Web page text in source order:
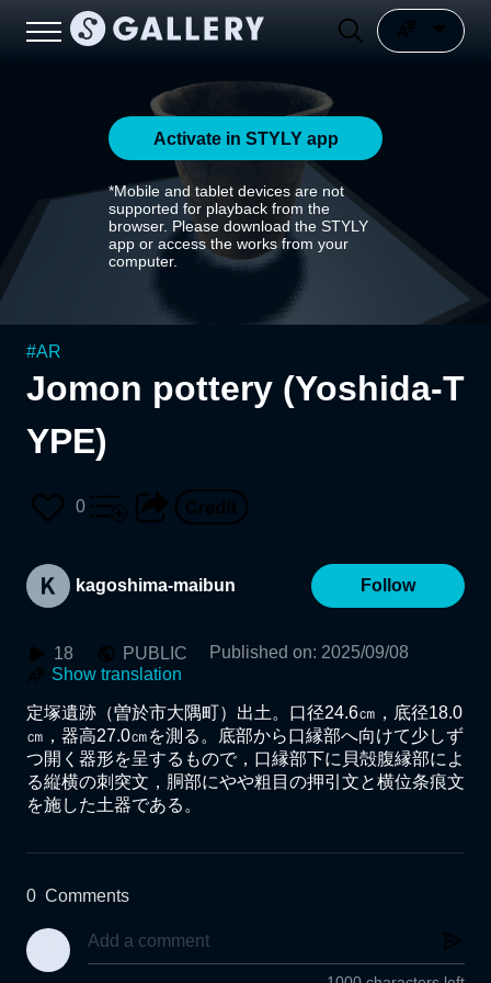
Activate in STYLY app
*Mobile and tablet devices are not
supported for playback from the
browser. Please download the STYLY
app or access the works from your
computer.
#AR
Jomon pottery (Yoshida-T
YPE)
0
kagoshima-maibun Follow
18 PUBLIC Published on: 2025/09/08
Show translation
定塚遺跡（曽於市大隅町）出土。口径24.6㎝，底径18.0
㎝，器高27.0㎝を測る。底部から口縁部へ向けて少しず
つ開く器形を呈するもので，口縁部下に貝殻腹縁部によ
る縦横の刺突文，胴部にやや粗目の押引文と横位条痕文
を施した土器である。
0 Comments